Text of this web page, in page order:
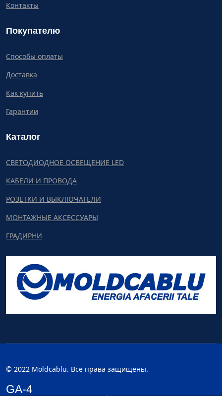
Контакты
Покупателю
Способы оплаты
Доставка
Как купить
Гарантии
Каталог
СВЕТОДИОДНОЕ ОСВЕЩЕНИЕ LED
КАБЕЛИ И ПРОВОДА
РОЗЕТКИ И ВЫКЛЮЧАТЕЛИ
МОНТАЖНЫЕ АКСЕССУАРЫ
ГРАДИРНИ
© 2022 Moldcablu. Все права защищены.
GA-4